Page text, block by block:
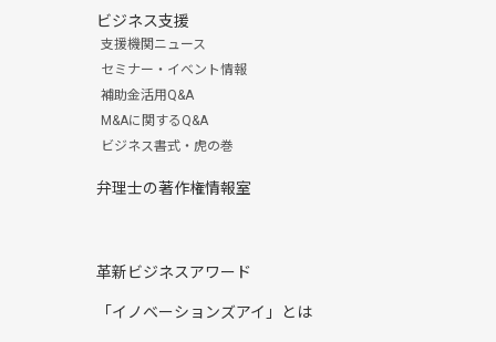
ビジネス支援
支援機関ニュース
セミナー・イベント情報
補助金活用Q&A
M&Aに関するQ&A
ビジネス書式・虎の巻
弁理士の著作権情報室
革新ビジネスアワード
「イノベーションズアイ」とは